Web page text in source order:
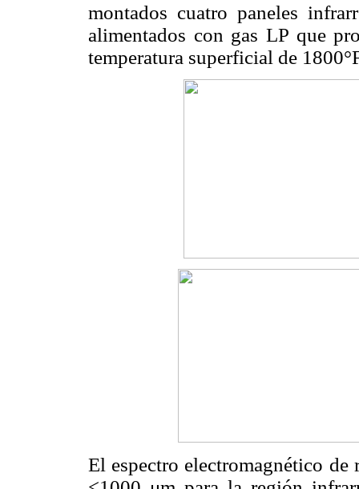
montados cuatro paneles
alimentados con gas LP que
temperatura superficial de
El espectro electromagnético